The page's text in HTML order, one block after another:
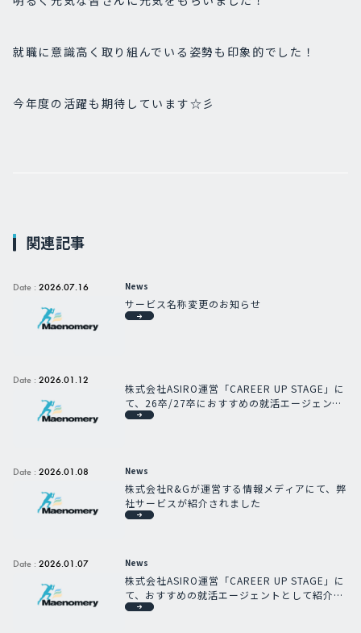
就職に意識高く取り組んでいる姿勢も印象的でした！
今年度の活躍も期待しています☆彡
関連記事
Date : 2026.07.16 News
サービス名称変更のお知らせ
Date : 2026.01.12
株式会社ASIRO運営「CAREER UP STAGE」に
て、26卒/27卒におすすめの就活エージェント
として紹介されました
Date : 2026.01.08 News
株式会社R&Gが運営する情報メディアにて、弊
社サービスが紹介されました
Date : 2026.01.07 News
株式会社ASIRO運営「CAREER UP STAGE」に
て、おすすめの就活エージェントとして紹介さ
れました